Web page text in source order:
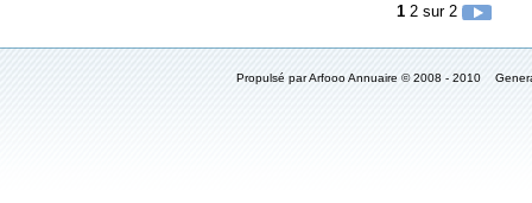
1 2 sur 2
Propulsé par Arfooo Annuaire © 2008 - 2010